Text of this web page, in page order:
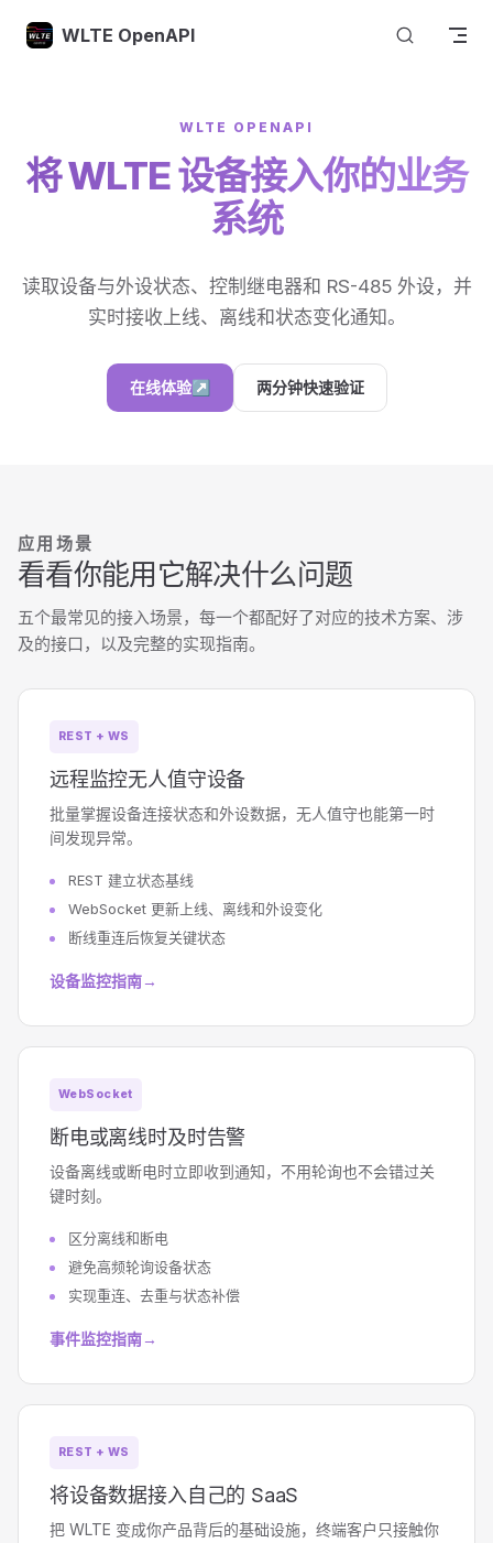
Skip to content
WLTE OpenAPI
WLTE OPENAPI
将 WLTE 设备接入你的业务
系统
读取设备与外设状态、控制继电器和 RS-485 外设，并
实时接收上线、离线和状态变化通知。
在线体验↗ 两分钟快速验证
应用场景
看看你能用它解决什么问题
五个最常见的接入场景，每一个都配好了对应的技术方案、涉
及的接口，以及完整的实现指南。
REST + WS
远程监控无人值守设备
批量掌握设备连接状态和外设数据，无人值守也能第一时
间发现异常。
REST 建立状态基线
WebSocket 更新上线、离线和外设变化
断线重连后恢复关键状态
设备监控指南→
WebSocket
断电或离线时及时告警
设备离线或断电时立即收到通知，不用轮询也不会错过关
键时刻。
区分离线和断电
避免高频轮询设备状态
实现重连、去重与状态补偿
事件监控指南→
REST + WS
将设备数据接入自己的 SaaS
把 WLTE 变成你产品背后的基础设施，终端客户只接触你